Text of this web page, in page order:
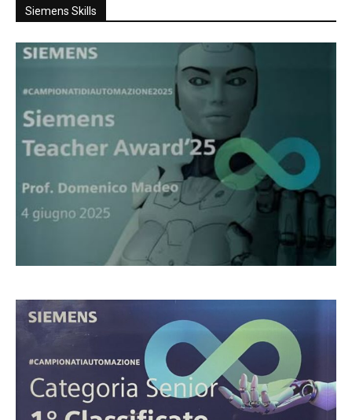
Siemens Skills